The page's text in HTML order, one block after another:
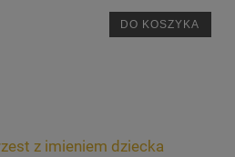
DO KOSZYKA
z imieniem dziecka